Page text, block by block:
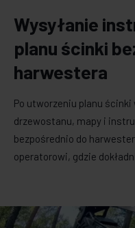
Wysyłanie
planu ścinki
harwestera
Po utworzeniu planu
drzewostanu, mapy i
bezpośrednio do
operatorowi, gdzie